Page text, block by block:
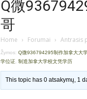
Q微
哥
Home › Forumai › Antrasis
Žymos: Q微936794295制作加拿大大
学位证 制造加拿大学校文凭学历
This topic has 0 atsakymų, 1